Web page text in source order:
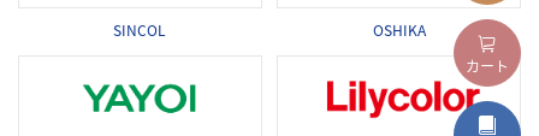
SINCOL OSHIKA
カート